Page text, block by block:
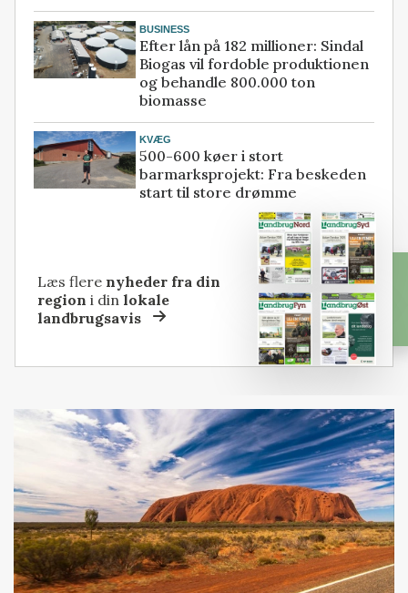
BUSINESS
Efter lån på 182 millioner: Sindal
Biogas vil fordoble produktionen
og behandle 800.000 ton
biomasse
KVÆG
500-600 køer i stort
barmarksprojekt: Fra beskeden
start til store drømme
Læs flere nyheder fra din
region i dinlokale
landbrugsavis